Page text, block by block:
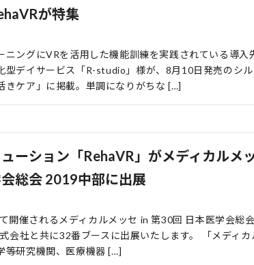
が特集
ニングにVRを活用した機能訓練を実践されている導入
型デイサービス「R-studio」様が、8月10日発売のシ
きケア」に掲載。単調になりがちな […]
ーション「RehaVR」がメディカルメ
総会 2019中部に出展
開催されるメディカルメッセ in 第30回 日本医学会総会
会社と共に32番ブースに出展いたします。 「メディカ
等研究機関、医療機器 […]